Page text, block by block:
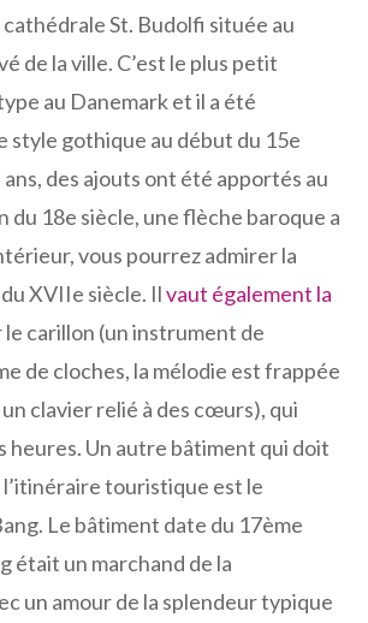
St. Budolfi située au
de la ville. C’est le plus petit
au Danemark et il a été
style gothique au début du 15e
des ajouts ont été apportés au
du 18e siècle, une flèche baroque a
vous pourrez admirer la
XVIIe siècle. Ilvaut également la
le carillon (un instrument de
de cloches, la mélodie est frappée
clavier relié à des cœurs), qui
heures. Un autre bâtiment qui doit
touristique est le
Le bâtiment date du 17ème
était un marchand de la
un amour de la splendeur typique